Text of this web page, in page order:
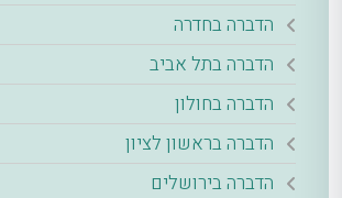
הדברה בחדרה
הדברה בתל אביב
הדברה בחולון
הדברה בראשון לציון
הדברה בירושלים